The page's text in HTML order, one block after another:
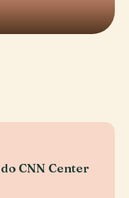
CNN Center